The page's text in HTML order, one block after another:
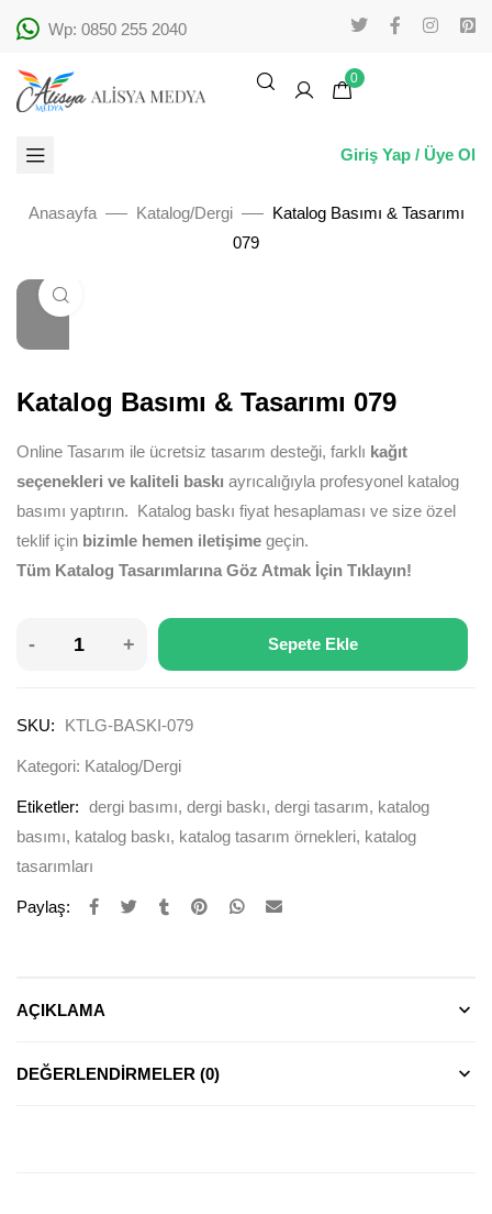
Wp: 0850 255 2040
0
Giriş Yap / Üye Ol
Anasayfa Katalog/Dergi
Katalog Basımı & Tasarımı
079
Katalog Basımı & Tasarımı 079
Online Tasarım ile ücretsiz tasarım desteği, farklı kağıt
seçenekleri ve kaliteli baskı ayrıcalığıyla profesyonel katalog
basımı yaptırın. Katalog baskı fiyat hesaplaması ve size özel
teklif için bizimle hemen iletişime geçin.
Tüm Katalog Tasarımlarına Göz Atmak İçin Tıklayın!
Sepete Ekle
SKU: KTLG-BASKI-079
Kategori: Katalog/Dergi
Etiketler: dergi basımı, dergi baskı, dergi tasarım, katalog
basımı, katalog baskı, katalog tasarım örnekleri, katalog
tasarımları
Paylaş:
AÇIKLAMA
DEĞERLENDIRMELER (0)